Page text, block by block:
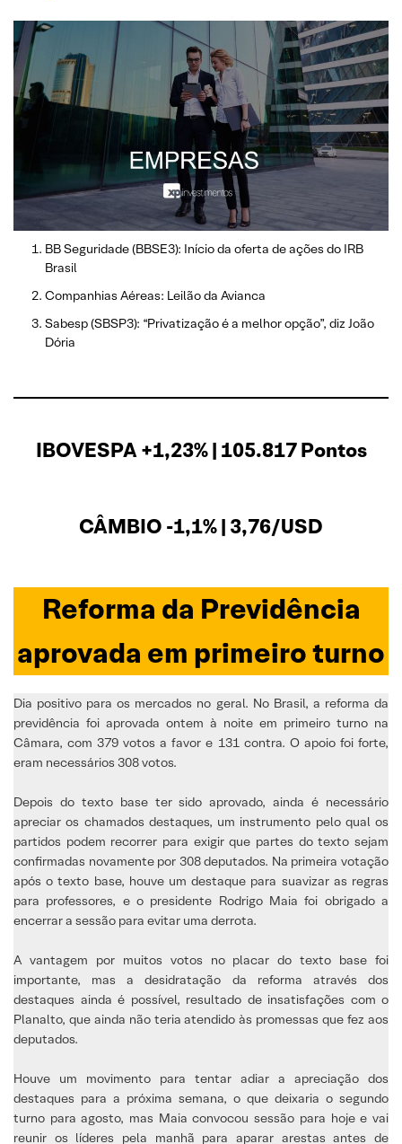
BB Seguridade (BBSE3): Início da oferta de ações do IRB
Brasil
Companhias Aéreas: Leilão da Avianca
Sabesp (SBSP3): “Privatização é a melhor opção”, diz João
Dória
IBOVESPA +1,23% | 105.817 Pontos
CÂMBIO -1,1% | 3,76/USD
Reforma da Previdência
aprovada em primeiro turno
Dia positivo para os mercados no geral. No Brasil, a reforma da
previdência foi aprovada ontem à noite em primeiro turno na
Câmara, com 379 votos a favor e 131 contra. O apoio foi forte,
eram necessários 308 votos.
Depois do texto base ter sido aprovado, ainda é necessário
apreciar os chamados destaques, um instrumento pelo qual os
partidos podem recorrer para exigir que partes do texto sejam
confirmadas novamente por 308 deputados. Na primeira votação
após o texto base, houve um destaque para suavizar as regras
para professores, e o presidente Rodrigo Maia foi obrigado a
encerrar a sessão para evitar uma derrota.
A vantagem por muitos votos no placar do texto base foi
importante, mas a desidratação da reforma através dos
destaques ainda é possível, resultado de insatisfações com o
Planalto, que ainda não teria atendido às promessas que fez aos
deputados.
Houve um movimento para tentar adiar a apreciação dos
destaques para a próxima semana, o que deixaria o segundo
turno para agosto, mas Maia convocou sessão para hoje e vai
reunir os líderes pela manhã para aparar arestas antes de